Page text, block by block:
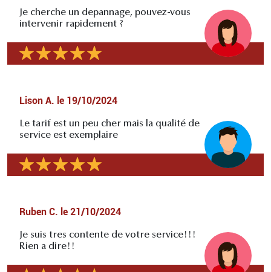
Je cherche un depannage, pouvez-vous
intervenir rapidement ?
Lison A. le 19/10/2024
Le tarif est un peu cher mais la qualité de
service est exemplaire
Ruben C. le 21/10/2024
Je suis tres contente de votre service!!!
Rien a dire!!